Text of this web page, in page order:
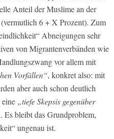
Anteil der Muslime an der
6 + X Prozent). Zum
Abneigungen sehr
von Migrantenverbänden wie
vor allem mit
Vorfällen“, konkret also: mit
aber auch schon deutlich
„tiefe Skepsis gegenüber
Es bleibt das Grundproblem,
ungenau ist.